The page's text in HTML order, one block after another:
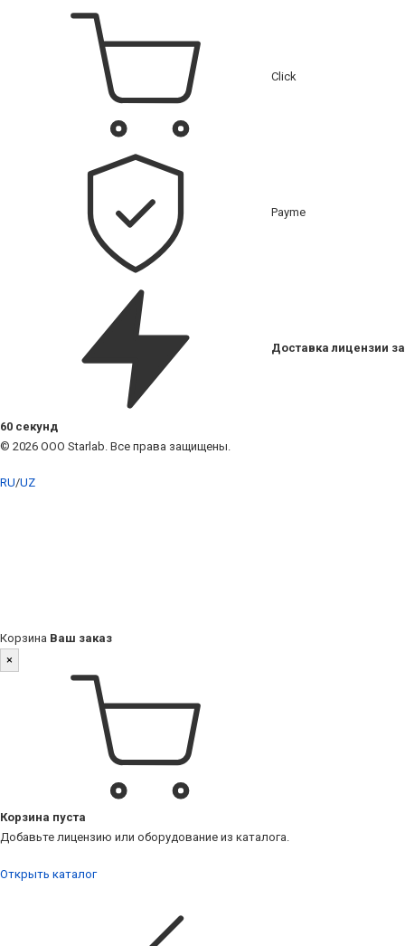
Click
Payme
Доставка лицензии за
60 секунд
© 2026 ООО Starlab. Все права защищены.
RU/UZ
Корзина Ваш заказ
×
Корзина пуста
Добавьте лицензию или оборудование из каталога.
Открыть каталог